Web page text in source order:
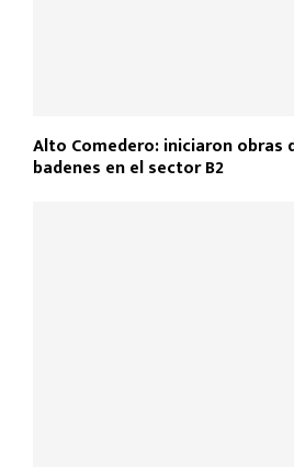
Alto Comedero: iniciaron obras
badenes en el sector B2